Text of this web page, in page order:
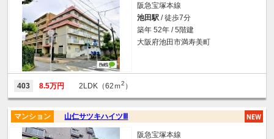
阪急宝塚本線
池田駅 / 徒歩7分
築年 52年 / 5階建
大阪府池田市満寿美町
403 8.5万円 2LDK（62ｍ2 ）
山仁サツキハイツⅢ
マンション
阪急宝塚本線